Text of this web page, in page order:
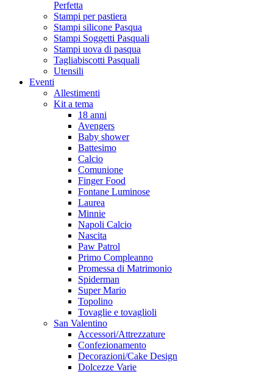
Perfetta
Stampi per pastiera
Stampi silicone Pasqua
Stampi Soggetti Pasquali
Stampi uova di pasqua
Tagliabiscotti Pasquali
Utensili
Eventi
Allestimenti
Kit a tema
18 anni
Avengers
Baby shower
Battesimo
Calcio
Comunione
Finger Food
Fontane Luminose
Laurea
Minnie
Napoli Calcio
Nascita
Paw Patrol
Primo Compleanno
Promessa di Matrimonio
Spiderman
Super Mario
Topolino
Tovaglie e tovaglioli
San Valentino
Accessori/Attrezzature
Confezionamento
Decorazioni/Cake Design
Dolcezze Varie